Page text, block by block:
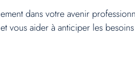
dans votre avenir
vous aider à anticiper les